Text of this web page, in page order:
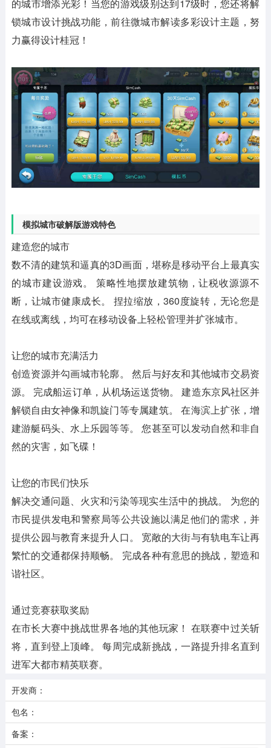
的城市增添光彩！当您的游戏级别达到17级时，您还将解
锁城市设计挑战功能，前往微城市解读多彩设计主题，努
力赢得设计桂冠！
模拟城市破解版游戏特色
建造您的城市
数不清的建筑和逼真的3D画面，堪称是移动平台上最真实
的城市建设游戏。 策略性地摆放建筑物，让税收源源不
断，让城市健康成长。 捏拉缩放，360度旋转，无论您是
在线或离线，均可在移动设备上轻松管理并扩张城市。
让您的城市充满活力
创造资源并勾画城市轮廓。 然后与好友和其他城市交易资
源。 完成船运订单，从机场运送货物。 建造东京风社区并
解锁自由女神像和凯旋门等专属建筑。 在海滨上扩张，增
建游艇码头、水上乐园等等。 您甚至可以发动自然和非自
然的灾害，如飞碟！
让您的市民们快乐
解决交通问题、火灾和污染等现实生活中的挑战。 为您的
市民提供发电和警察局等公共设施以满足他们的需求，并
提供公园与教育来提升人口。 宽敞的大街与有轨电车让再
繁忙的交通都保持顺畅。 完成各种有意思的挑战，塑造和
谐社区。
通过竞赛获取奖励
在市长大赛中挑战世界各地的其他玩家！ 在联赛中过关斩
将，直到登上顶峰。 每周完成新挑战，一路提升排名直到
进军大都市精英联赛。
开发商：
包名：
备案：